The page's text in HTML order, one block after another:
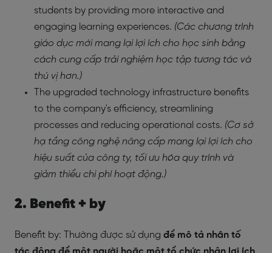
students by providing more interactive and
engaging learning experiences. (Các chương trình
giáo dục mới mang lại lợi ích cho học sinh bằng
cách cung cấp trải nghiệm học tập tương tác và
thú vị hơn.)
The upgraded technology infrastructure benefits
to the company's efficiency, streamlining
processes and reducing operational costs. (Cơ sở
hạ tầng công nghệ nâng cấp mang lại lợi ích cho
hiệu suất của công ty, tối ưu hóa quy trình và
giảm thiểu chi phí hoạt động.)
2. Benefit + by
Benefit by: Thường được sử dụng để mô tả nhân tố